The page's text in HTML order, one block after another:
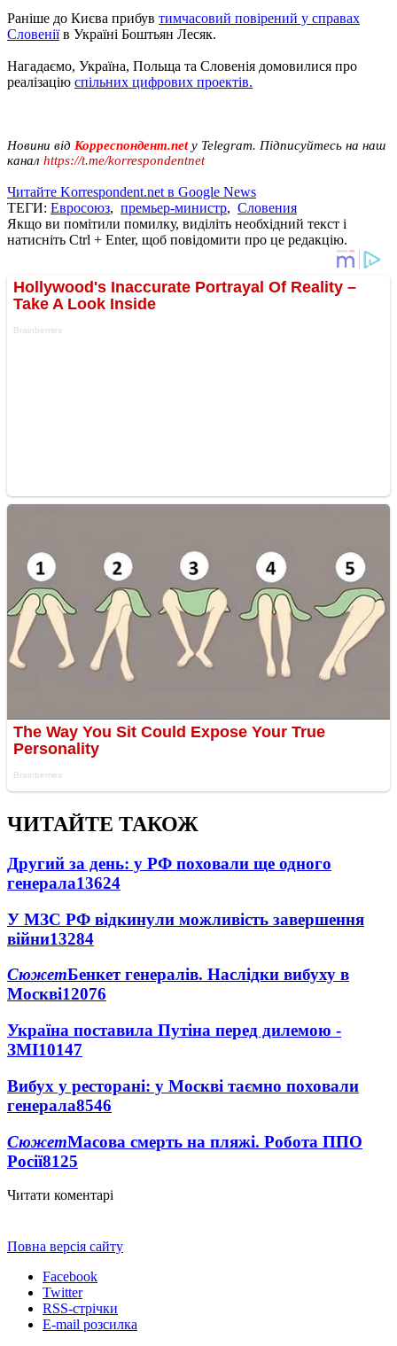
Раніше до Києва прибув тимчасовий повірений у справах
Словеніїв Україні Боштьян Лесяк.
Нагадаємо, Україна, Польща та Словенія домовилися про
реалізацію спільних цифрових проектів.
Новини від Корреспондент.netу Telegram. Підписуйтесь на наш
канал https://t.me/korrespondentnet
Читайте Korrespondent.net в Google News
ТЕГИ: Евросоюз, премьер-министр, Словения
Якщо ви помітили помилку, виділіть необхідний текст і
натисніть Ctrl + Enter, щоб повідомити про це редакцію.
ЧИТАЙТЕ ТАКОЖ
Другий за день: у РФ поховали ще одного
генерала13624
У МЗС РФ відкинули можливість завершення
війни13284
СюжетБенкет генералів. Наслідки вибуху в
Москві12076
Україна поставила Путіна перед дилемою -
ЗМІ10147
Вибух у ресторані: у Москві таємно поховали
генерала8546
СюжетМасова смерть на пляжі. Робота ППО
Росії8125
Читати коментарі
Повна версія сайту
Facebook
Twitter
RSS-стрічки
E-mail розсилка